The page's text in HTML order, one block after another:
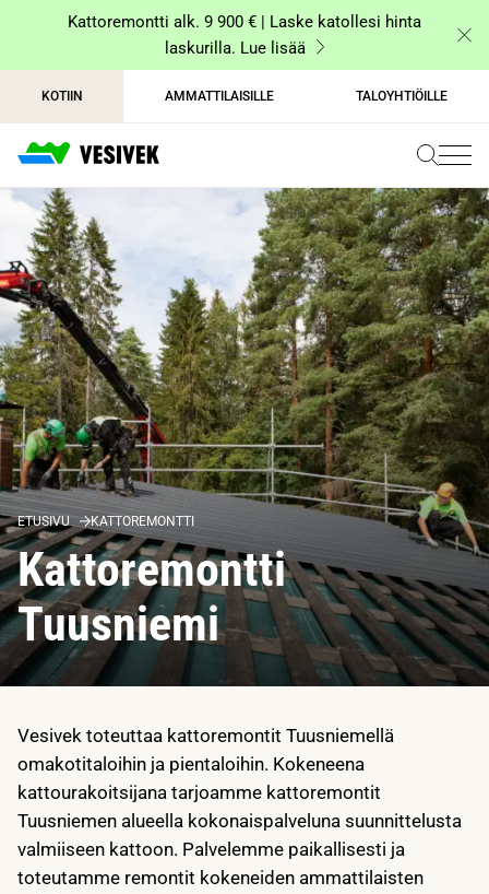
sisältöönKattoremontti alk. 9 900 € | Laske katollesi hinta
laskurilla. Lue lisää
KOTIIN AMMATTILAISILLE TALOYHTIÖILLE
ETUSIVU KATTOREMONTTI
Kattoremontti
Tuusniemi
Vesivek toteuttaa kattoremontit Tuusniemellä
omakotitaloihin ja pientaloihin. Kokeneena
kattourakoitsijana tarjoamme kattoremontit
Tuusniemen alueella kokonaispalveluna suunnittelusta
valmiiseen kattoon. Palvelemme paikallisesti ja
toteutamme remontit kokeneiden ammattilaisten